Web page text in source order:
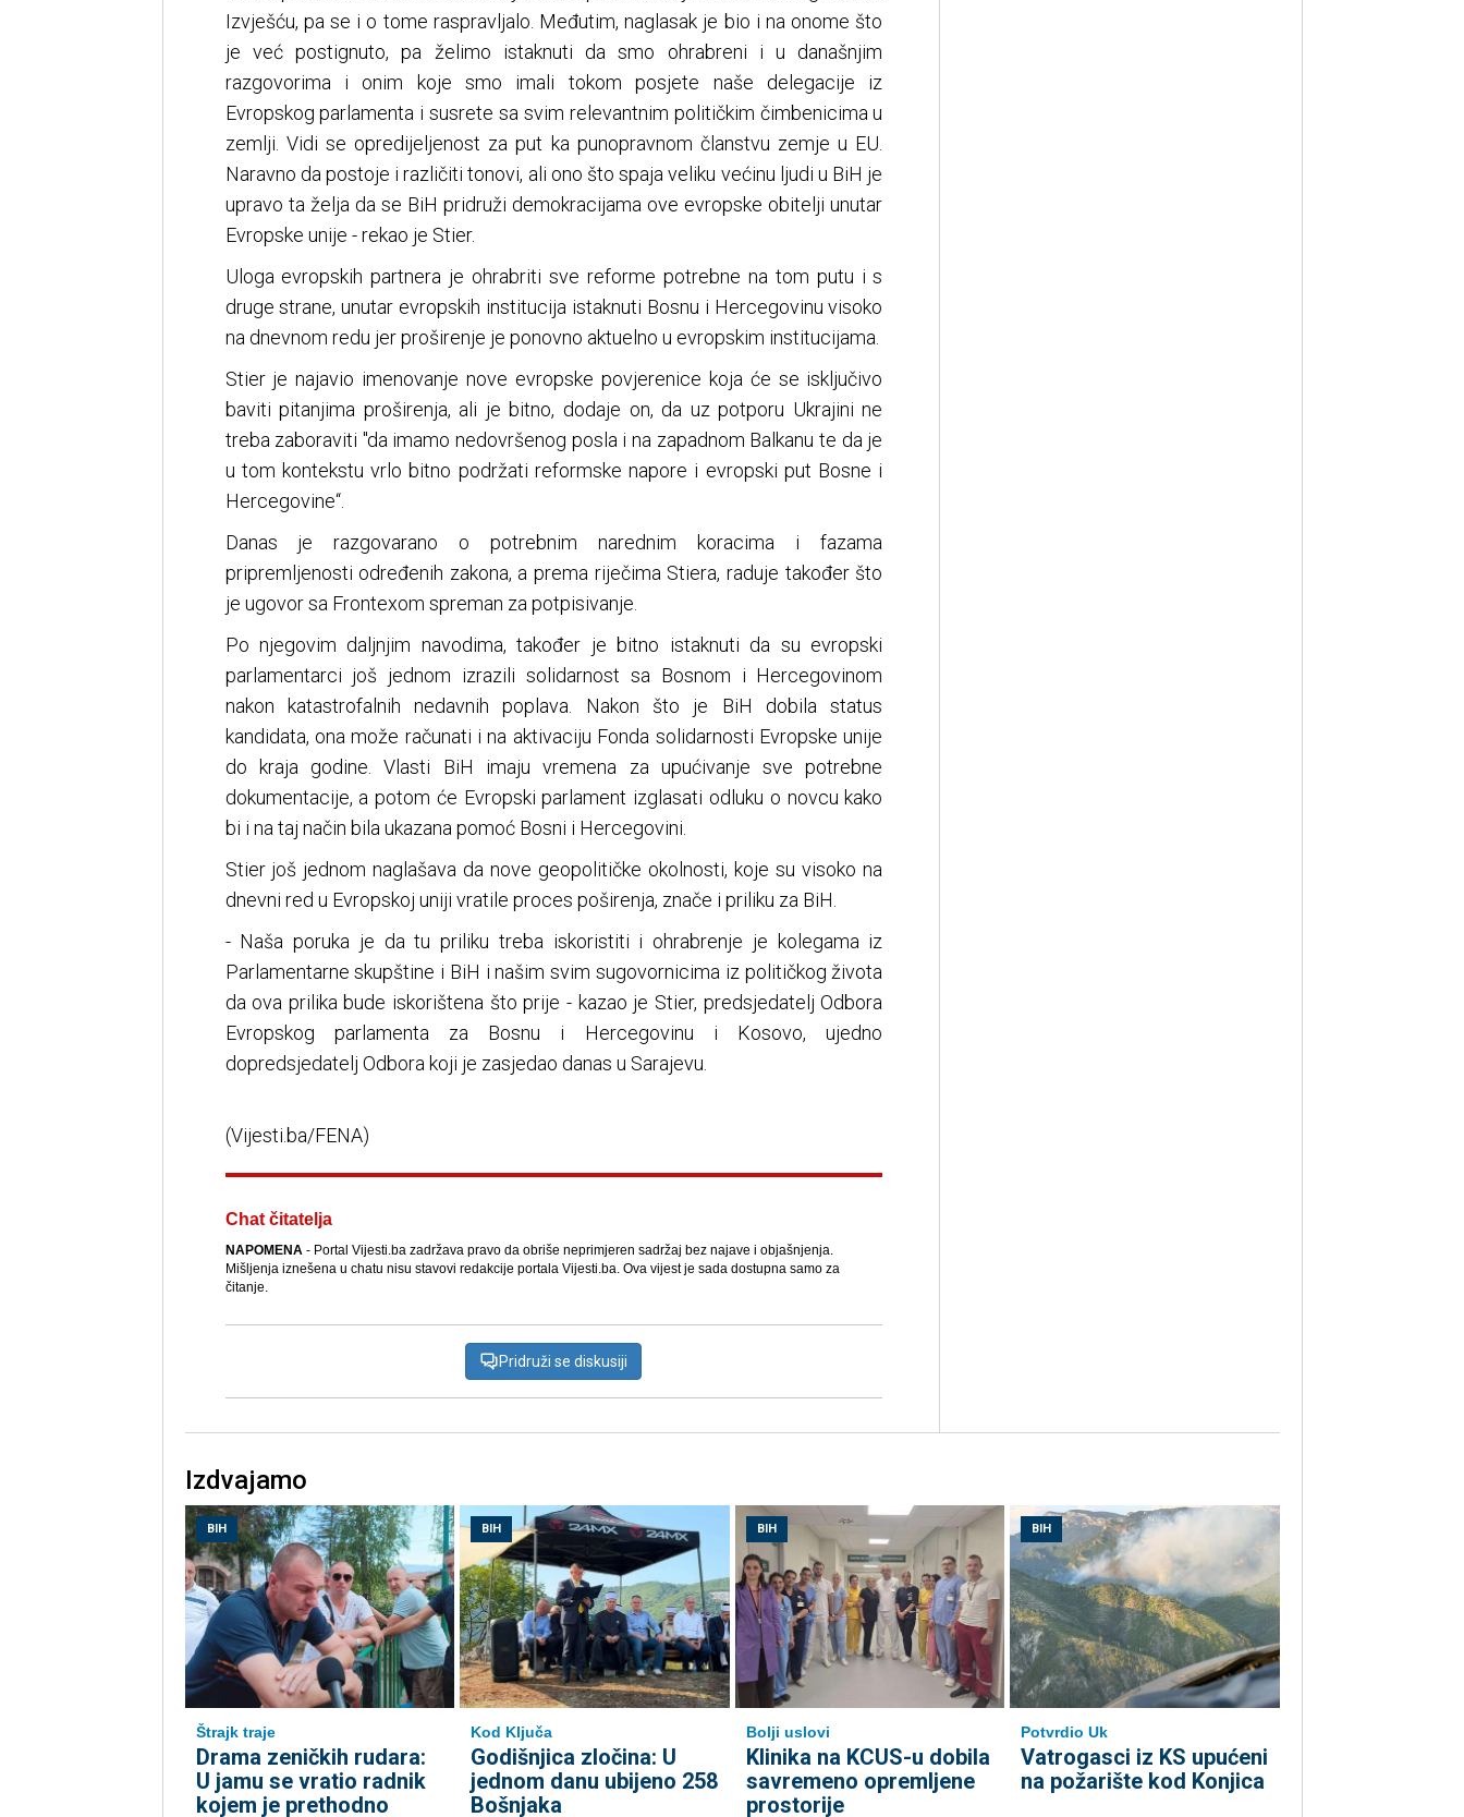
Izvješću, pa se i o tome raspravljalo. Međutim, naglasak je bio i na onome što
je već postignuto, pa želimo istaknuti da smo ohrabreni i u današnjim
razgovorima i onim koje smo imali tokom posjete naše delegacije iz
Evropskog parlamenta i susrete sa svim relevantnim političkim čimbenicima u
zemlji. Vidi se opredijeljenost za put ka punopravnom članstvu zemje u EU.
Naravno da postoje i različiti tonovi, ali ono što spaja veliku većinu ljudi u BiH je
upravo ta želja da se BiH pridruži demokracijama ove evropske obitelji unutar
Evropske unije - rekao je Stier.
Uloga evropskih partnera je ohrabriti sve reforme potrebne na tom putu i s
druge strane, unutar evropskih institucija istaknuti Bosnu i Hercegovinu visoko
na dnevnom redu jer proširenje je ponovno aktuelno u evropskim institucijama.
Stier je najavio imenovanje nove evropske povjerenice koja će se isključivo
baviti pitanjima proširenja, ali je bitno, dodaje on, da uz potporu Ukrajini ne
treba zaboraviti "da imamo nedovršenog posla i na zapadnom Balkanu te da je
u tom kontekstu vrlo bitno podržati reformske napore i evropski put Bosne i
Hercegovine“.
Danas je razgovarano o potrebnim narednim koracima i fazama
pripremljenosti određenih zakona, a prema riječima Stiera, raduje također što
je ugovor sa Frontexom spreman za potpisivanje.
Po njegovim daljnjim navodima, također je bitno istaknuti da su evropski
parlamentarci još jednom izrazili solidarnost sa Bosnom i Hercegovinom
nakon katastrofalnih nedavnih poplava. Nakon što je BiH dobila status
kandidata, ona može računati i na aktivaciju Fonda solidarnosti Evropske unije
do kraja godine. Vlasti BiH imaju vremena za upućivanje sve potrebne
dokumentacije, a potom će Evropski parlament izglasati odluku o novcu kako
bi i na taj način bila ukazana pomoć Bosni i Hercegovini.
Stier još jednom naglašava da nove geopolitičke okolnosti, koje su visoko na
dnevni red u Evropskoj uniji vratile proces poširenja, znače i priliku za BiH.
- Naša poruka je da tu priliku treba iskoristiti i ohrabrenje je kolegama iz
Parlamentarne skupštine i BiH i našim svim sugovornicima iz političkog života
da ova prilika bude iskorištena što prije - kazao je Stier, predsjedatelj Odbora
Evropskog parlamenta za Bosnu i Hercegovinu i Kosovo, ujedno
dopredsjedatelj Odbora koji je zasjedao danas u Sarajevu.
(Vijesti.ba/FENA)
Chat čitatelja
NAPOMENA- Portal Vijesti.ba zadržava pravo da obriše neprimjeren sadržaj bez najave i objašnjenja.
Mišljenja iznešena u chatu nisu stavovi redakcije portala Vijesti.ba. Ova vijest je sada dostupna samo za
čitanje.
Pridruži se diskusiji
Izdvajamo
BIH
Štrajk traje
Drama zeničkih rudara:
U jamu se vratio radnik
kojem je prethodno
BIH
Kod Ključa
Godišnjica zločina: U
jednom danu ubijeno 258
Bošnjaka
BIH
Bolji uslovi
Klinika na KCUS-u dobila
savremeno opremljene
prostorije
BIH
Potvrdio Uk
Vatrogasci iz KS upućeni
na požarište kod Konjica